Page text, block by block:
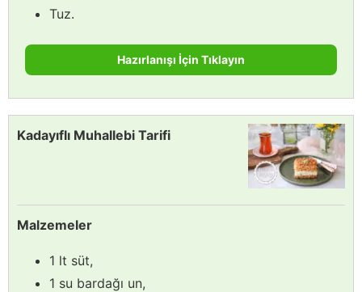
Tuz.
Hazırlanışı İçin Tıklayın
Kadayıflı Muhallebi Tarifi
Malzemeler
1 lt süt,
1 su bardağı un,